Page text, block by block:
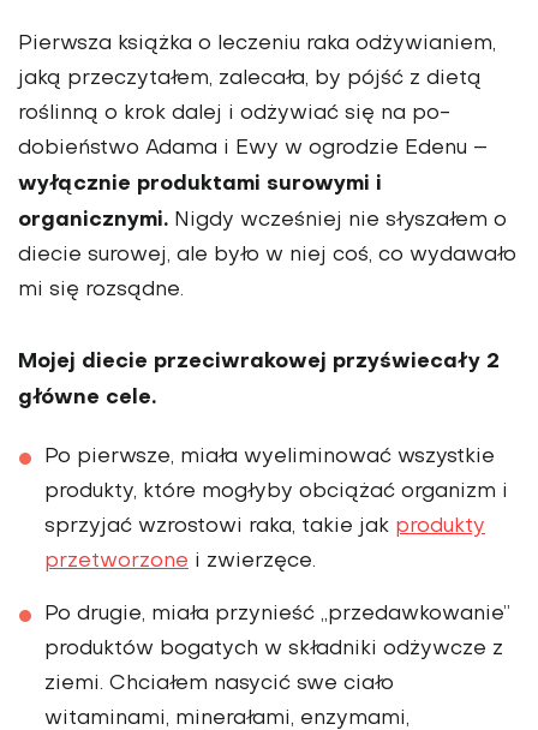
Pierwsza książka o leczeniu raka odżywia­niem,
jaką przeczytałem, zalecała, by pójść z die­tą
roślinną o krok dalej i odżywiać się na po­
dobieństwo Adama i Ewy w ogrodzie Edenu –
wyłącznie produktami surowymi i
organicznymi. Nigdy wcześniej nie słyszałem o
diecie surowej, ale było w niej coś, co wydawało
mi się rozsądne.
Mojej diecie przeciwrakowej przyświecały 2
głów­ne cele.
Po pierwsze, miała wyeliminować wszystkie
produkty, które mogłyby obciążać organizm i
sprzy­jać wzrostowi raka, takie jak produkty
przetworzone i zwierzęce.
Po drugie, miała przynieść „przedawko­wanie”
produktów bogatych w składniki odżywcze z
ziemi. Chciałem nasycić swe ciało
witaminami, minerałami, enzymami,